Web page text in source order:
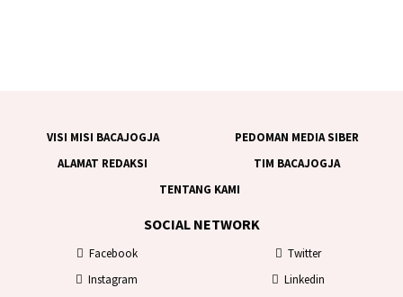
VISI MISI BACAJOGJA
PEDOMAN MEDIA SIBER
ALAMAT REDAKSI
TIM BACAJOGJA
TENTANG KAMI
SOCIAL NETWORK
Facebook
Twitter
Instagram
Linkedin